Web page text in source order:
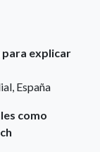
para explicar
España
como